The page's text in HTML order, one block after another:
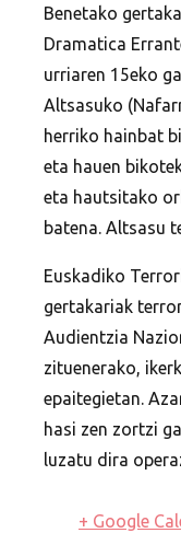
Benetako
Dramatica
urriaren 15eko
Altsasuko
herriko hainbat
eta hauen
eta hautsitako
batena. Altsasu
Euskadiko
gertakariak
Audientzia
zituenerako,
epaitegietan.
hasi zen zortzi
luzatu dira
+ Google